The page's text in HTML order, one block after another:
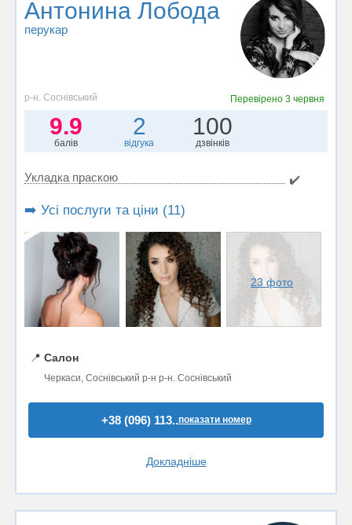
Антонина Лобода
перукар
р-н. Соснівський Перевірено 3 червня
9.9
балів
2
відгука
100
дзвінків
Укладка праскою ✔️
➡️ Усі послуги та ціни (11)
23 фото
📍 Салон
Черкаси, Соснівський р-н р-н. Соснівський
+38 (096) 113..показати номер
Докладніше